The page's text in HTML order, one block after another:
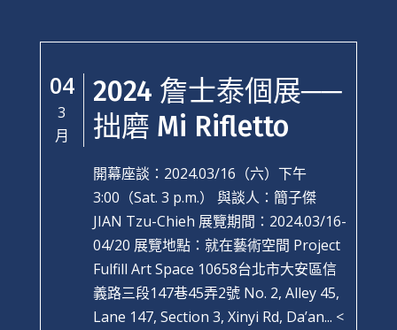
04
3
月
2024 詹士泰個展──
拙磨 Mi Rifletto
開幕座談：2024.03/16（六）下午
3:00（Sat. 3 p.m.） 與談人：簡子傑
JIAN Tzu-Chieh 展覽期間：2024.03/16-
04/20 展覽地點：就在藝術空間 Project
Fulfill Art Space 10658台北市大安區信
義路三段147巷45弄2號 No. 2, Alley 45,
Lane 147, Section 3, Xinyi Rd, Da’an... <